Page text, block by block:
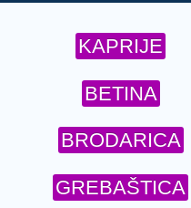
KAPRIJE
BETINA
BRODARICA
GREBAŠTICA